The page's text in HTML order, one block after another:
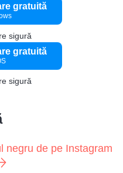
gratuită
sigură
gratuită
sigură
negru de pe Instagram